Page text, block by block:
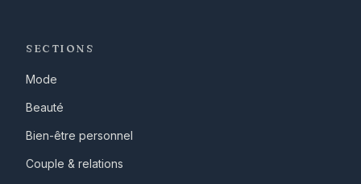
SECTIONS
Mode
Beauté
Bien-être personnel
Couple & relations